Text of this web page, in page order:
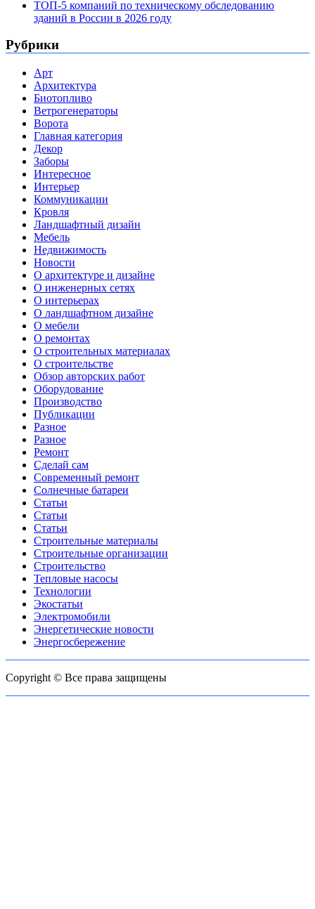
ТОП-5 компаний по техническому обследованию
зданий в России в 2026 году
Рубрики
Арт
Архитектура
Биотопливо
Ветрогенераторы
Ворота
Главная категория
Декор
Заборы
Интересное
Интерьер
Коммуникации
Кровля
Ландшафтный дизайн
Мебель
Недвижимость
Новости
О архитектуре и дизайне
О инженерных сетях
О интерьерах
О ландшафтном дизайне
О мебели
О ремонтах
О строительных материалах
О строительстве
Обзор авторских работ
Оборудование
Производство
Публикации
Разное
Разное
Ремонт
Сделай сам
Современный ремонт
Солнечные батареи
Статьи
Статьи
Статьи
Строительные материалы
Строительные организации
Строительство
Тепловые насосы
Технологии
Экостатьи
Электромобили
Энергетические новости
Энергосбережение
Copyright © Все права защищены